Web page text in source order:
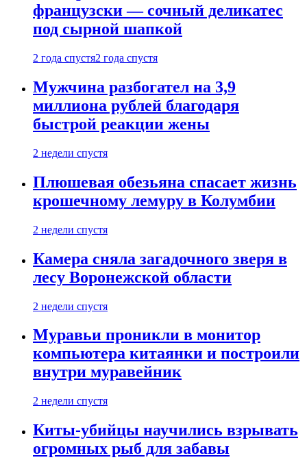
французски — сочный деликатес
под сырной шапкой
2 года спустя2 года спустя
Мужчина разбогател на 3,9
миллиона рублей благодаря
быстрой реакции жены
2 недели спустя
Плюшевая обезьяна спасает жизнь
крошечному лемуру в Колумбии
2 недели спустя
Камера сняла загадочного зверя в
лесу Воронежской области
2 недели спустя
Муравьи проникли в монитор
компьютера китаянки и построили
внутри муравейник
2 недели спустя
Киты-убийцы научились взрывать
огромных рыб для забавы